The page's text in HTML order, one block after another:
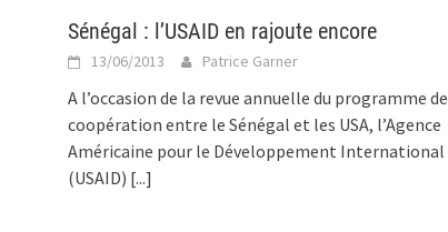
Sénégal : l’USAID en rajoute encore
13/06/2013 Patrice Garner
A l’occasion de la revue annuelle du programme de
coopération entre le Sénégal et les USA, l’Agence
Américaine pour le Développement International
(USAID) [...]